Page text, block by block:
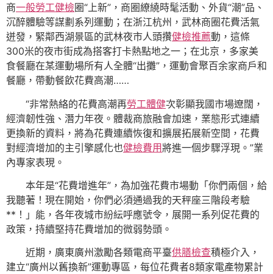
商一般勞工健檢圈“上新”，商圈繚繞時髦活動、外貨“潮”品、
沉醉體驗等謀劃系列運動；在浙江杭州，武林商圈花費活氣
迸發，緊鄰西湖景區的武林夜市人頭攢健檢推薦動，這條
300米的夜市街成為搭客打卡熱點地之一；在北京，多家美
食餐廳在某運動場所有人全體“出攤”，運動會聚百余家商戶和
餐廳，帶動餐飲花費高潮……
“非常熱絡的花費高潮再勞工體健次彰顯我國市場遼闊，
經濟韌性強、潛力年夜。體裁商旅融會加速，業態形式連續
更換新的資料，將為花費連續恢復和擴展拓展新空間，花費
對經濟增加的主引擎感化也健檢費用將進一個步驟浮現。”業
內專家表現。
本年是“花費增進年”，為加強花費市場動「你們兩個，給
我聽著！現在開始，你們必須通過我的天秤座三階段考驗
**！」能，各年夜城市紛紜呼應號令，展開一系列促花費的
政策，持續堅持花費增加的微弱勢頭。
近期，廣東廣州激勵各類電商平臺供膳檢查積極介入，
建立“廣州以舊換新”運動專區，每位花費者8類家電產物累計